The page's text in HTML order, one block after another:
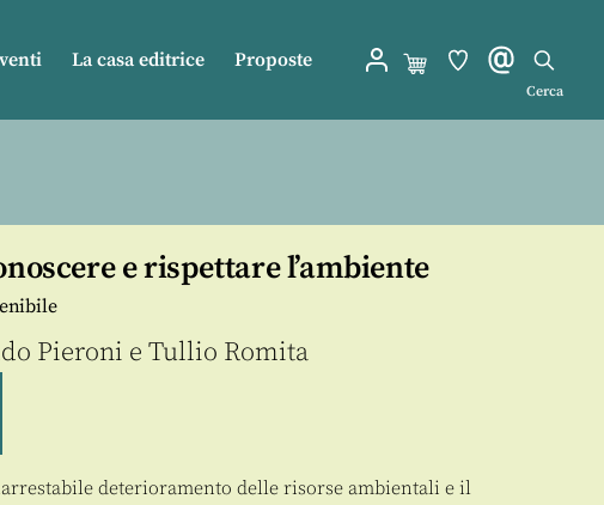
La casa editrice Proposte
Cerca
e rispettare l’ambiente
Pieroni e Tullio Romita
deterioramento delle risorse ambientali e il